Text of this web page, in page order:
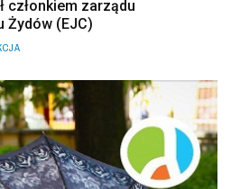
członkiem zarządu
Żydów (EJC)